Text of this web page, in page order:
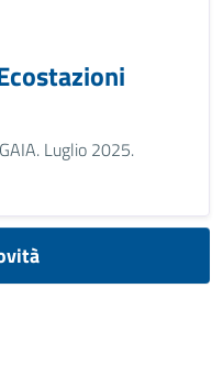
Luglio 2025.